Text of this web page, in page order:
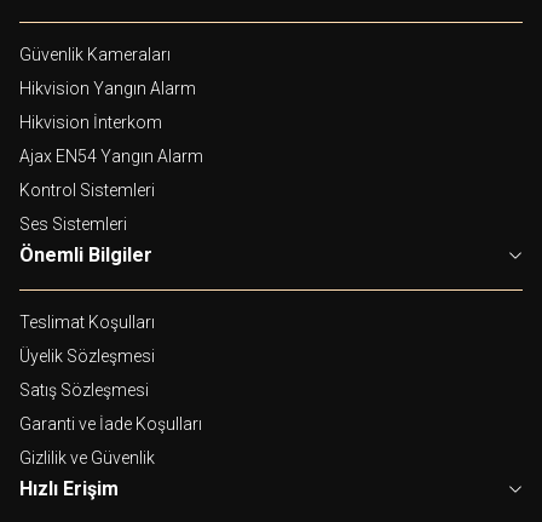
Güvenlik Kameraları
Hikvision Yangın Alarm
Hikvision İnterkom
Ajax EN54 Yangın Alarm
Kontrol Sistemleri
Ses Sistemleri
Önemli Bilgiler
Teslimat Koşulları
Üyelik Sözleşmesi
Satış Sözleşmesi
Garanti ve İade Koşulları
Gizlilik ve Güvenlik
Hızlı Erişim